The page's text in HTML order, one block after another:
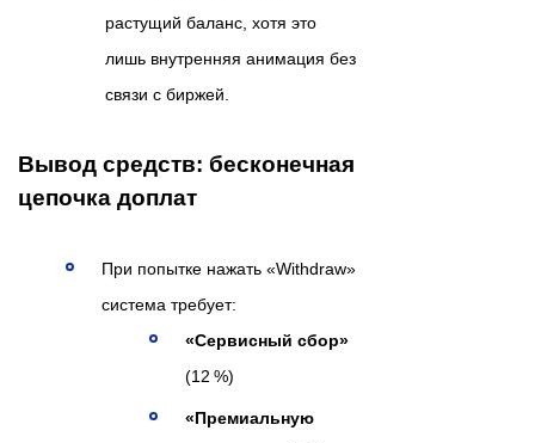
растущий баланс, хотя это
лишь внутренняя анимация без
связи с биржей.
Вывод средств: бесконечная
цепочка доплат
При попытке нажать «Withdraw»
система требует:
«Сервисный сбор»
(12 %)
«Премиальную